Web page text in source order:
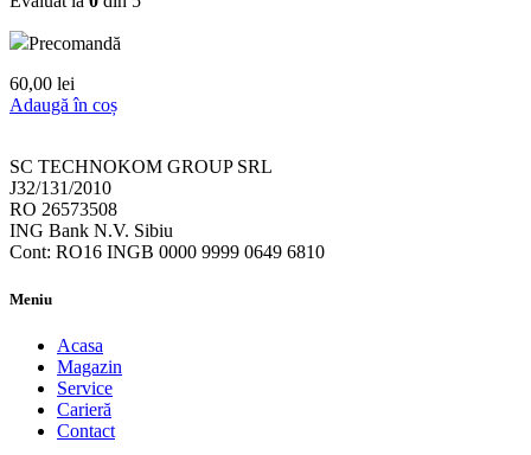
Precomandă
60,00 lei
Adaugă în coș
SC TECHNOKOM GROUP SRL
J32/131/2010
RO 26573508
ING Bank N.V. Sibiu
Cont: RO16 INGB 0000 9999 0649 6810
Meniu
Acasa
Magazin
Service
Carieră
Contact